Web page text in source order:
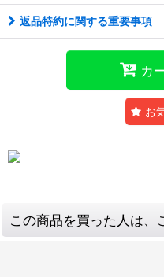
返品特約に関する重要事項
カ
お
この商品を買った人は、